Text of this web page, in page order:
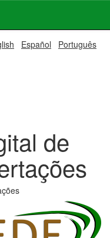
Español Português
de